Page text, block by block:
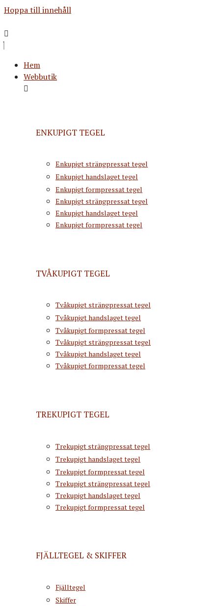
Hoppa till innehåll
Hem
Webbutik
ENKUPIGT TEGEL
Enkupigt strängpressat tegel
Enkupigt handslaget tegel
Enkupigt formpressat tegel
Enkupigt strängpressat tegel
Enkupigt handslaget tegel
Enkupigt formpressat tegel
TVÅKUPIGT TEGEL
Tvåkupigt strängpressat tegel
Tvåkupigt handslaget tegel
Tvåkupigt formpressat tegel
Tvåkupigt strängpressat tegel
Tvåkupigt handslaget tegel
Tvåkupigt formpressat tegel
TREKUPIGT TEGEL
Trekupigt strängpressat tegel
Trekupigt handslaget tegel
Trekupigt formpressat tegel
Trekupigt strängpressat tegel
Trekupigt handslaget tegel
Trekupigt formpressat tegel
FJÄLLTEGEL & SKIFFER
Fjälltegel
Skiffer